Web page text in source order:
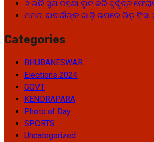
୬ ଭରି ସୁନା ଗହଣା ଲୁଟ କରି ଦୁର୍ବୃତ୍ତ
ମମତା ବାନାର୍ଜୀଙ୍କ ଗାଡ଼ି ଉପରେ ଭିଡ଼
Categories
BHUBANESWAR
Elections 2024
GOVT
KENDRAPARA
Photo of Day
SPORTS
Uncategorized